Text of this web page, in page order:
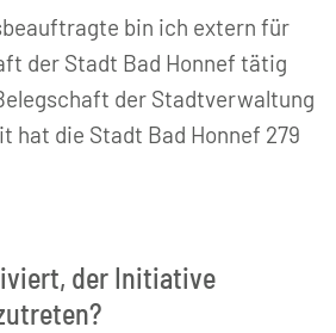
bin ich extern für
der Stadt Bad Honnef tätig
der Stadtverwaltung
hat die Stadt Bad Honnef 279
der Initiative